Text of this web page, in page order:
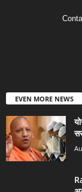
EVEN MORE NEWS